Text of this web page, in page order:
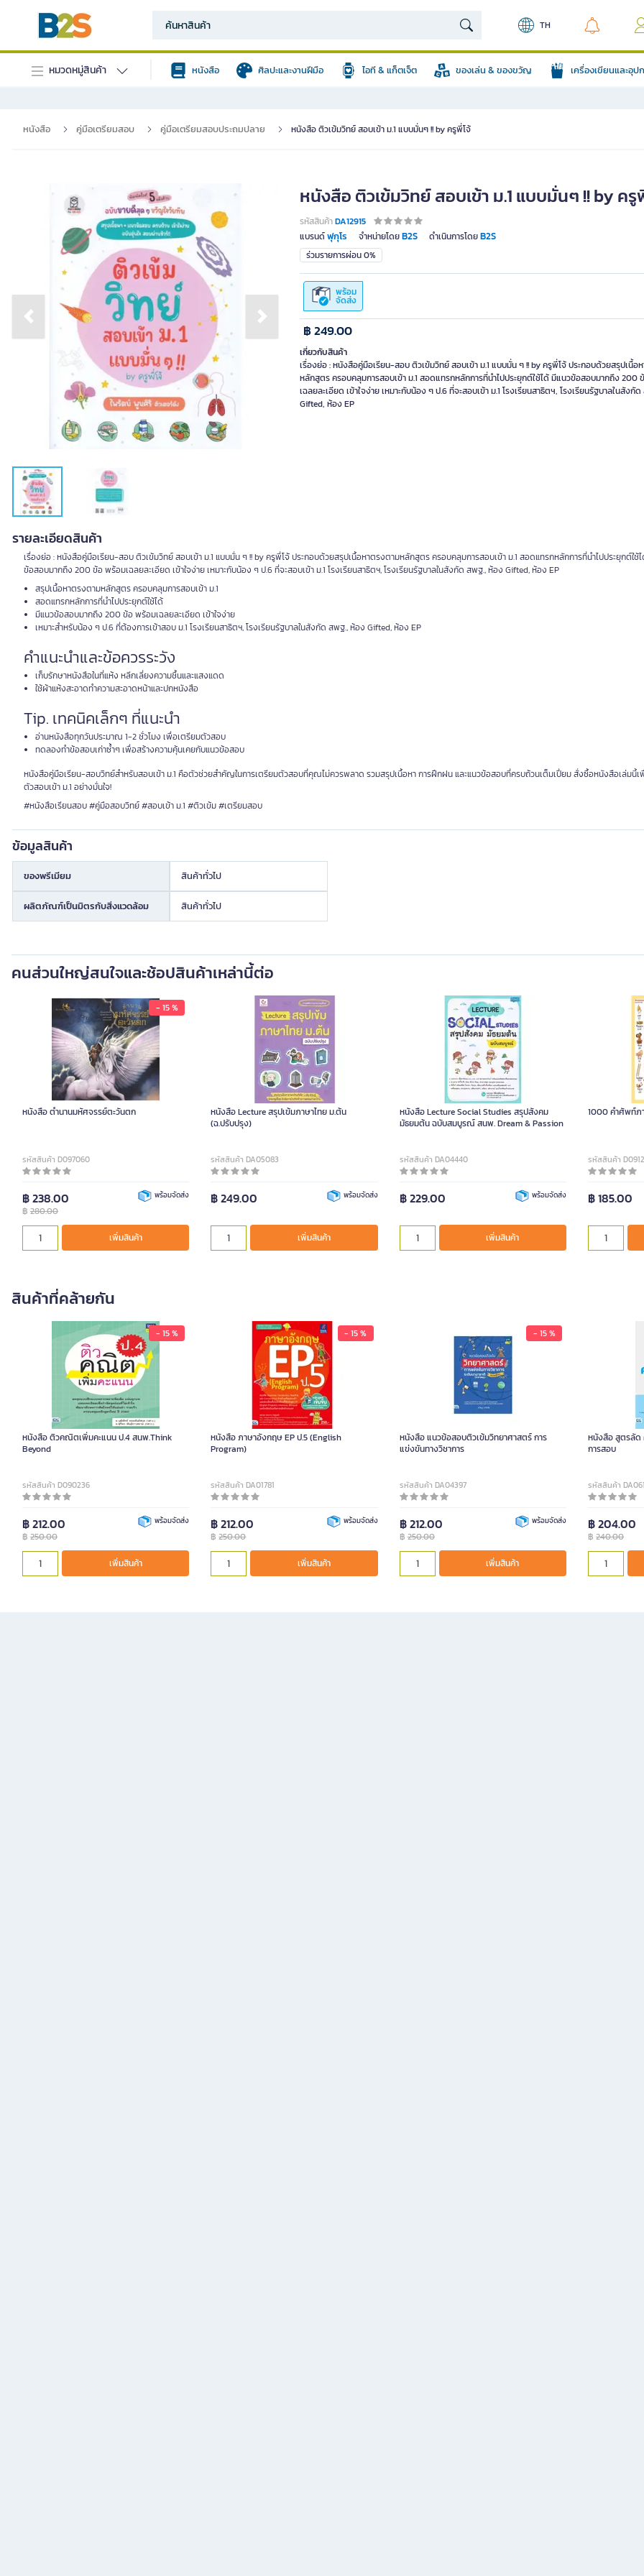
TH
หมวดหมู่สินค้า หนังสือ ศิลปะและงานฝีมือ ไอที & แก็ตเจ็ต ของเล่น & ของขวัญ เครื่องเขียนและอุ
หนังสือ คู่มือเตรียมสอบ คู่มือเตรียมสอบประถมปลาย หนังสือ ติวเข้มวิทย์ สอบเข้า ม.1 แบบมั่นๆ !! by ครูพี่โจ้
Previous slide Next slide
หนังสือ ติวเข้มวิทย์ สอบเข้า ม.1 แบบมั่นๆ !! by ครู
รหัสสินค้าDA12915
แบรนด์ฟุกุโร จำหน่ายโดยB2S ดำเนินการโดยB2S
ร่วมรายการผ่อน 0%
พร้อม
จัดส่ง
฿ 249.00
เกี่ยวกับสินค้า
เรื่องย่อ : หนังสือคู่มือเรียน-สอบ ติวเข้มวิทย์ สอบเข้า ม.1 แบบมั่น ๆ !! by ครูพี่โจ้ ประกอบด้วยสรุปเนื้อ
หลักสูตร ครอบคลุมการสอบเข้า ม.1 สอดแทรกหลักการที่นำไปประยุกต์ใช้ได้ มีแนวข้อสอบมากถึง 200
เฉลยละเอียด เข้าใจง่าย เหมาะกับน้อง ๆ ป.6 ที่จะสอบเข้า ม.1 โรงเรียนสาธิตฯ, โรงเรียนรัฐบาลในสังกั
Gifted, ห้อง EP
รายละเอียดสินค้า
เรื่องย่อ : หนังสือคู่มือเรียน-สอบ ติวเข้มวิทย์ สอบเข้า ม.1 แบบมั่น ๆ !! by ครูพี่โจ้ ประกอบด้วยสรุปเนื้อหาตรงตามหลักสูตร ครอบคลุมการสอบเข้า ม.1 สอดแทรกหลักการที่นำไปประยุกต์ใช้
ข้อสอบมากถึง 200 ข้อ พร้อมเฉลยละเอียด เข้าใจง่าย เหมาะกับน้อง ๆ ป.6 ที่จะสอบเข้า ม.1 โรงเรียนสาธิตฯ, โรงเรียนรัฐบาลในสังกัด สพฐ., ห้อง Gifted, ห้อง EP
สรุปเนื้อหาตรงตามหลักสูตร ครอบคลุมการสอบเข้า ม.1
สอดแทรกหลักการที่นำไปประยุกต์ใช้ได้
มีแนวข้อสอบมากถึง 200 ข้อ พร้อมเฉลยละเอียด เข้าใจง่าย
เหมาะสำหรับน้อง ๆ ป.6 ที่ต้องการเข้าสอบ ม.1 โรงเรียนสาธิตฯ, โรงเรียนรัฐบาลในสังกัด สพฐ., ห้อง Gifted, ห้อง EP
คำแนะนำและข้อควรระวัง
เก็บรักษาหนังสือในที่แห้ง หลีกเลี่ยงความชื้นและแสงแดด
ใช้ผ้าแห้งสะอาดทำความสะอาดหน้าและปกหนังสือ
Tip. เทคนิคเล็กๆ ที่แนะนำ
อ่านหนังสือทุกวันประมาณ 1-2 ชั่วโมง เพื่อเตรียมตัวสอบ
ทดลองทำข้อสอบเก่าซ้ำๆ เพื่อสร้างความคุ้นเคยกับแนวข้อสอบ
หนังสือคู่มือเรียน-สอบวิทย์สำหรับสอบเข้า ม.1 คือตัวช่วยสำคัญในการเตรียมตัวสอบที่คุณไม่ควรพลาด รวมสรุปเนื้อหา การฝึกฝน และแนวข้อสอบที่ครบถ้วนเต็มเปี่ยม สั่งซื้อหนังสือเล่มนี้เ
ตัวสอบเข้า ม.1 อย่างมั่นใจ!
#หนังสือเรียนสอบ #คู่มือสอบวิทย์ #สอบเข้า ม.1 #ติวเข้ม #เตรียมสอบ
ข้อมูลสินค้า
ของพรีเมียม สินค้าทั่วไป
ผลิตภัณฑ์เป็นมิตรกับสิ่งแวดล้อม สินค้าทั่วไป
คนส่วนใหญ่สนใจและช้อปสินค้าเหล่านี้ต่อ
- 15 %
หนังสือ ตำนานมหัศจรรย์ตะวันตก
รหัสสินค้า D097060
฿ 238.00
฿ 280.00
พร้อมจัดส่ง
เพิ่มสินค้า
หนังสือ Lecture สรุปเข้มภาษาไทย ม.ต้น
(ฉ.ปรับปรุง)
รหัสสินค้า DA05083
฿ 249.00 พร้อมจัดส่ง
เพิ่มสินค้า
หนังสือ Lecture Social Studies สรุปสังคม
มัธยมต้น ฉบับสมบูรณ์ สนพ. Dream & Passion
รหัสสินค้า DA04440
฿ 229.00 พร้อมจัดส่ง
เพิ่มสินค้า
1000 คำศัพท์ภ
รหัสสินค้า
฿ 185.00
สินค้าที่คล้ายกัน
- 15 %
หนังสือ ติวคณิตเพิ่มคะแนน ป.4 สนพ.Think
Beyond
รหัสสินค้า D090236
฿ 212.00
฿ 250.00
พร้อมจัดส่ง
เพิ่มสินค้า
- 15 %
หนังสือ ภาษาอังกฤษ EP ป.5 (English
Program)
รหัสสินค้า DA01781
฿ 212.00
฿250.00
พร้อมจัดส่ง
เพิ่มสินค้า
- 15 %
หนังสือ แนวข้อสอบติวเข้มวิทยาศาสตร์ การ
แข่งขันทางวิชาการ
รหัสสินค้า DA04397
฿ 212.00
฿ 250.00
พร้อมจัดส่ง
เพิ่มสินค้า
หนังสือ สูตรลัด
การสอบ
รหัสสินค้า
฿ 204.00
฿240.00